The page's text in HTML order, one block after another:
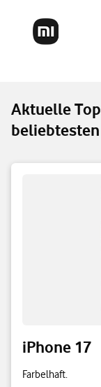
Aktuelle
iPhone 17
Farbelhaft.